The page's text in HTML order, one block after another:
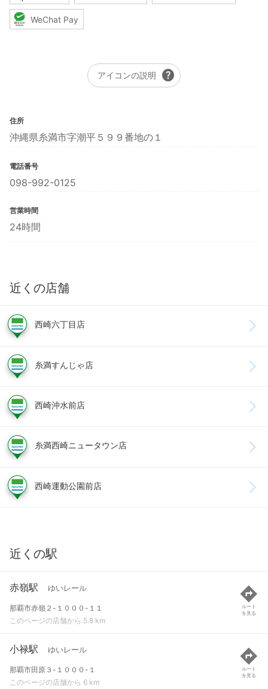
WeChat Pay
アイコンの説明 help
住所
沖縄県糸満市字潮平５９９番地の１
電話番号
098-992-0125
営業時間
24時間
近くの店舗
西崎六丁目店
糸満すんじゃ店
西崎沖水前店
糸満西崎ニュータウン店
西崎運動公園前店
近くの駅
赤嶺駅 ゆいレール
那覇市赤嶺２-１０００-１１
このページの店舗から 5.8 km
ルート
を見る
小禄駅 ゆいレール
那覇市田原３-１０００-１
このページの店舗から 6 km
ルート
を見る